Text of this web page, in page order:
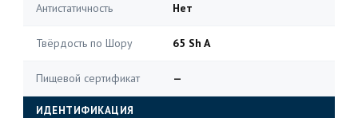
Антистатичность Нет
Твёрдость по Шору 65 Sh A
Пищевой сертификат —
ИДЕНТИФИКАЦИЯ